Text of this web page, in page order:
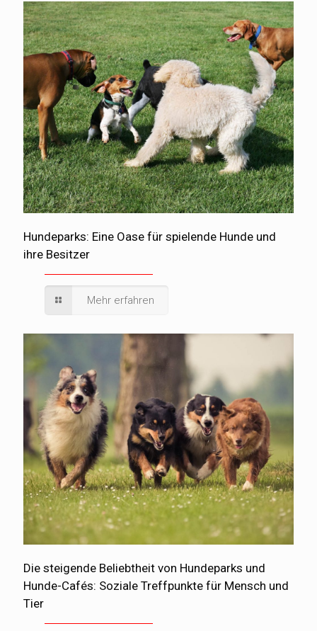
Hundeparks: Eine Oase für spielende Hunde und
ihre Besitzer
Mehr erfahren
Die steigende Beliebtheit von Hundeparks und
Hunde-Cafés: Soziale Treffpunkte für Mensch und
Tier